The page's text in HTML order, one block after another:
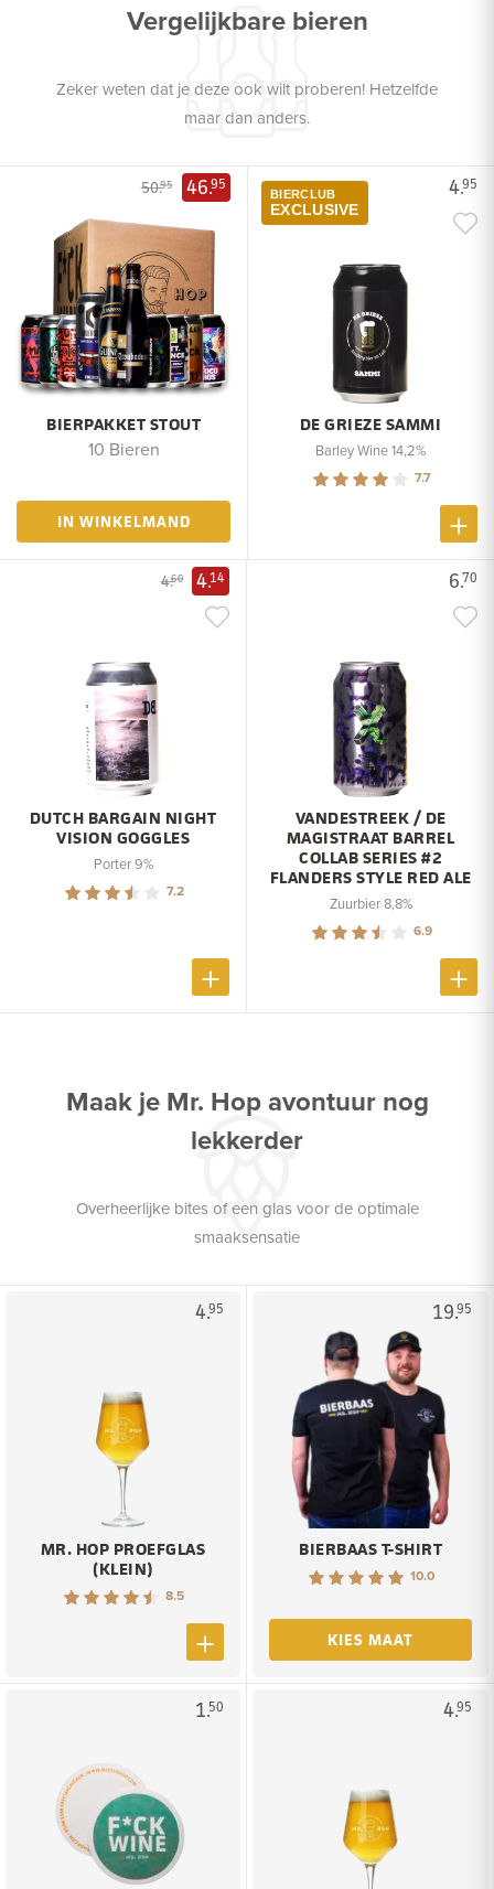
Vergelijkbare bieren
Zeker weten dat je deze ook wilt proberen! Hetzelfde
maar dan anders.
50.95 46.95
BIERPAKKET STOUT
10 Bieren
IN WINKELMAND
4.95
BIERCLUB
EXCLUSIVE
DE GRIEZE SAMMI
Barley Wine 14,2%
7.7
4.60 4.14
DUTCH BARGAIN NIGHT
VISION GOGGLES
Porter 9%
7.2
6.70
VANDESTREEK / DE
MAGISTRAAT BARREL
COLLAB SERIES #2
FLANDERS STYLE RED ALE
Zuurbier 8,8%
6.9
Maak je Mr. Hop avontuur nog
lekkerder
Overheerlijke bites of een glas voor de optimale
smaaksensatie
4.95
MR. HOP PROEFGLAS
(KLEIN)
8.5
19.95
BIERBAAS T-SHIRT
10.0
KIES MAAT
1.50 4.95